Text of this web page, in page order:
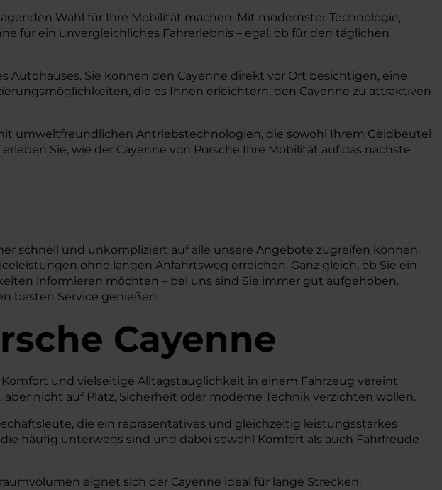
Wahl für Ihre Mobilität machen. Mit modernster Technologie,
für ein unvergleichliches Fahrerlebnis – egal, ob für den täglichen
Sie können den Cayenne direkt vor Ort besichtigen, eine
die es Ihnen erleichtern, den Cayenne zu attraktiven
umweltfreundlichen Antriebstechnologien, die sowohl Ihrem Geldbeutel
Sie, wie der Cayenne von Porsche Ihre Mobilität auf das nächste
schnell und unkompliziert auf alle unsere Angebote zugreifen können.
ohne langen Anfahrtsweg erreichen. Ganz gleich, ob Sie ein
informieren möchten – bei uns sind Sie immer gut aufgehoben.
besten Service genießen.
Cayenne
und vielseitige Alltagstauglichkeit in einem Fahrzeug vereint
nicht auf Platz, Sicherheit oder moderne Technik verzichten wollen.
die ein repräsentatives und gleichzeitig leistungsstarkes
häufig unterwegs sind und dabei sowohl Komfort als auch Fahrfreude
eignet sich der Cayenne ideal für lange Strecken,